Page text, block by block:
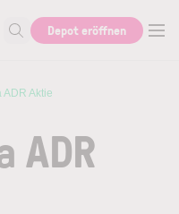
Suche nach Aktie, Autor...
Depot eröffnen
ADR Aktie
ADR